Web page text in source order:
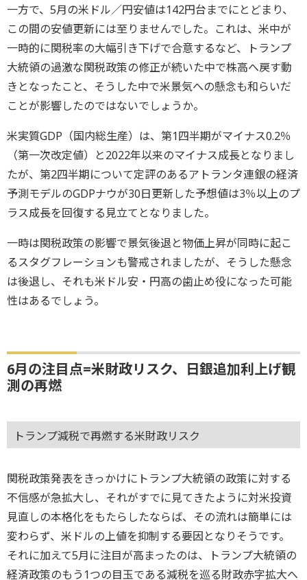
一方で、5月の米ドル／円安値は142円台までにとどまり、
この間の安値更新には至りませんでした。これは、米中が
一時的に関税率の大幅引き下げで合意するなど、トランプ
大統領の過激な関税政策の修正が続いた中で株高へ戻す動
きとなったこと、そうした中で米景気への懸念も和らいだ
ことが影響したのではないでしょうか。
米実質GDP（国内総生産）は、第1四半期がマイナス0.2％
（第一次改定値）と2022年以来のマイナス成長となりまし
たが、第2四半期について定評のあるアトランタ連銀の経済
予測モデルのGDPナウが30日更新した予想値は3％以上のプ
ラス成長を回復する見立てとなりました。
一時は関税政策の影響で景気後退と物価上昇が同時に起こ
るスタグフレーションも警戒されましたが、そうした懸念
は後退し、それも米ドル安・円高の歯止め役になった可能
性はあるでしょう。
6月の注目点=米財政リスク、日銀追加利上げ観
測の再燃
トランプ減税で再燃する米財政リスク
関税政策発表をきっかけにトランプ大統領の政策に対する
不信感が急拡大し、それがすでに見てきたように対米投資
見直しの本格化をもたらしたならば、その流れは簡単には
変わらず、米ドルの上値を抑制する要因となりそうです。
それに加えて5月に注目が高まったのは、トランプ大統領の
経済政策のもう1つの目玉である減税を巡る財政赤字拡大へ